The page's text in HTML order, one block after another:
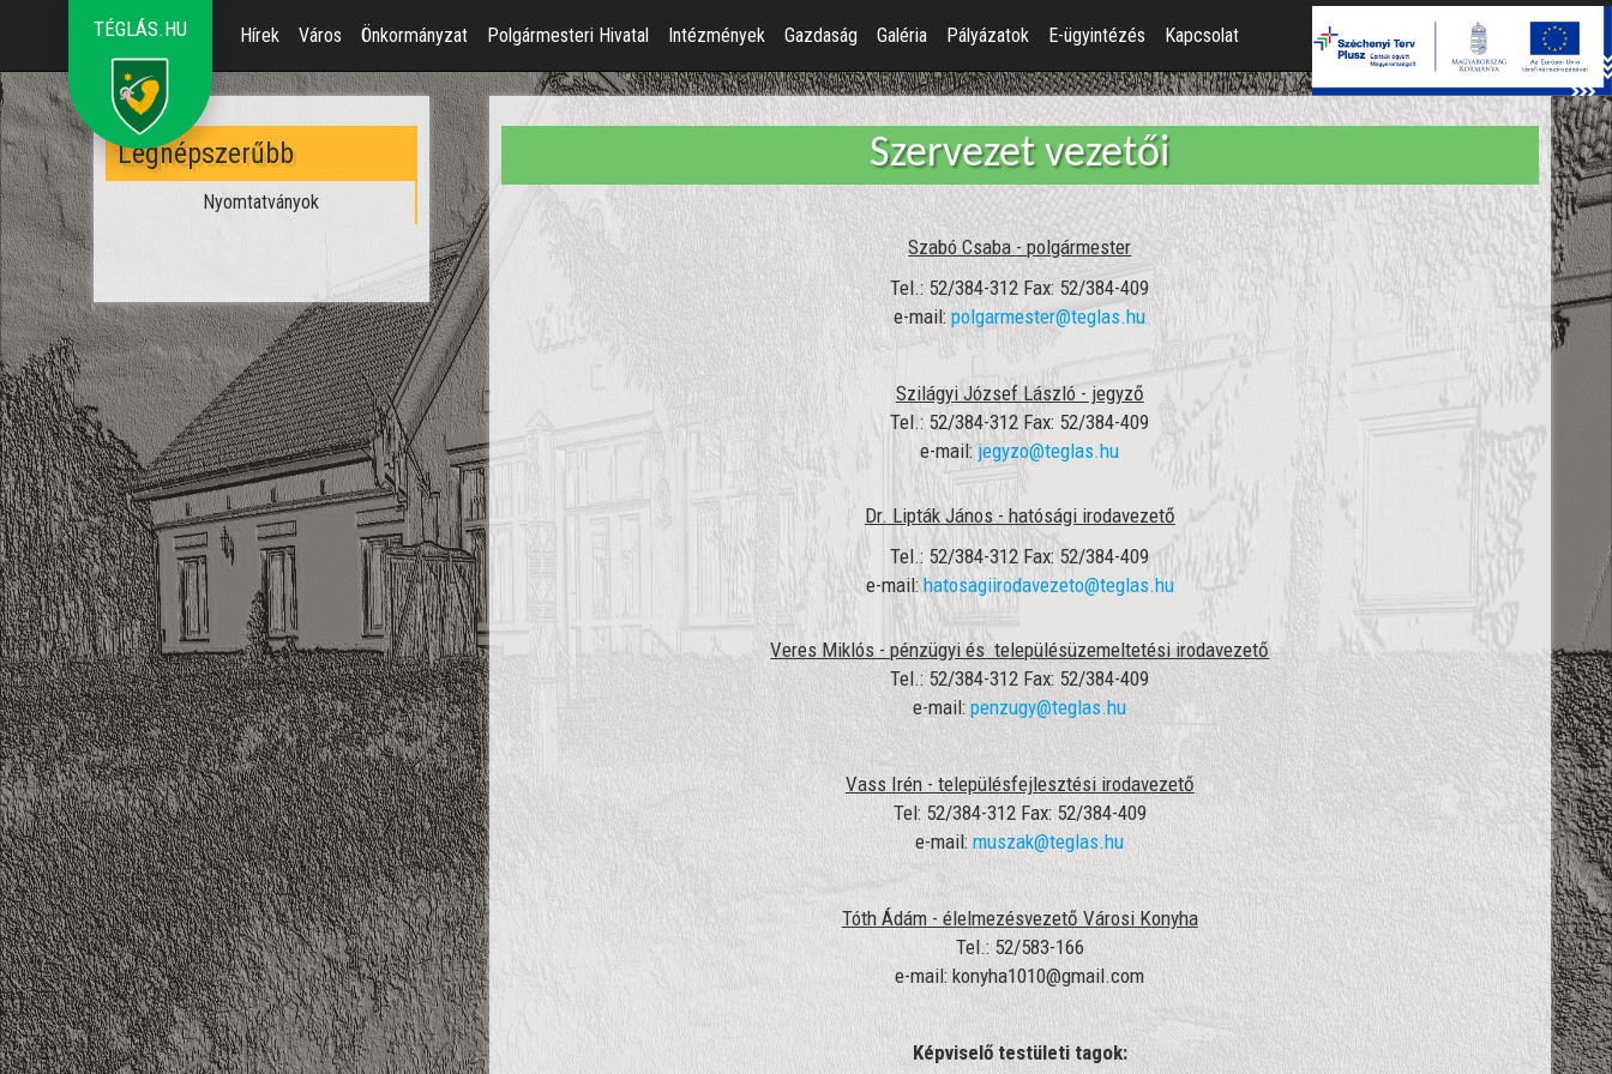
TÉGLÁS.HU Hírek Város Önkormányzat Polgármesteri Hivatal Intézmények Gazdaság Galéria Pályázatok E-ügyintézés Kapcsolat
Legnépszerűbb
Nyomtatványok
Szervezet vezetői
Szabó Csaba - polgármester
Tel.: 52/384-312 Fax: 52/384-409
e-mail:polgarmester@teglas.hu
Szilágyi József László - jegyző
Tel.: 52/384-312 Fax: 52/384-409
e-mail: jegyzo@teglas.hu
Dr. Lipták János - hatósági irodavezető
Tel.: 52/384-312 Fax: 52/384-409
e-mail: hatosagiirodavezeto@teglas.hu
Veres Miklós - pénzügyi és településüzemeltetési irodavezető
Tel.: 52/384-312 Fax: 52/384-409
e-mail:penzugy@teglas.hu
Vass Irén - településfejlesztési irodavezető
Tel: 52/384-312 Fax: 52/384-409
e-mail:muszak@teglas.hu
Tóth Ádám - élelmezésvezető Városi Konyha
Tel.: 52/583-166
e-mail: konyha1010@gmail.com
Képviselő testületi tagok: